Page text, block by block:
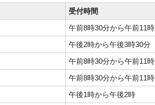
受付時間
午前8時30分から午前11時
午後2時から午後3時30分
午前8時30分から午前11時
午前8時30分から午前11時
午後1時から午後2時